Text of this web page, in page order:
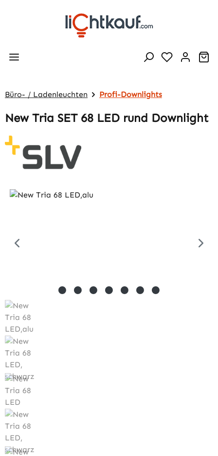
Zum Hauptinhalt springen
Büro- / Ladenleuchten Profi-Downlights
New Tria SET 68 LED rund Downlight
Bildergalerie überspringen